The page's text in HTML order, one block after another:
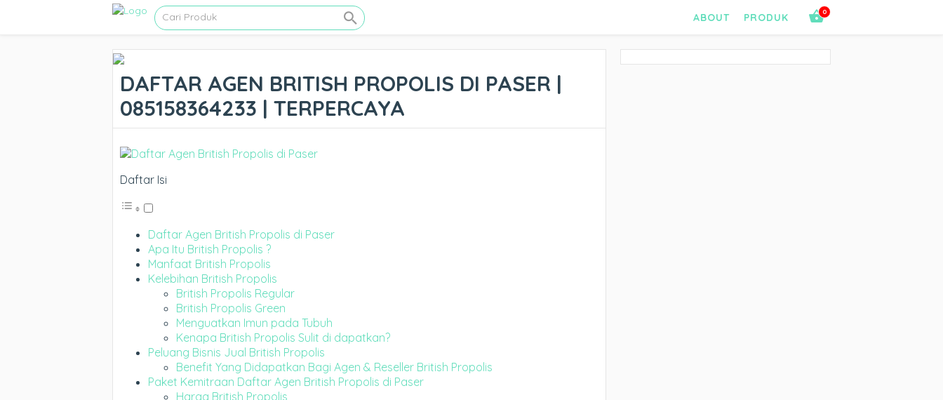
0
ABOUT PRODUK
DAFTAR AGEN BRITISH PROPOLIS DI PASER |
085158364233 | TERPERCAYA
Daftar Isi
Daftar Agen British Propolis di Paser
Apa Itu British Propolis ?
Manfaat British Propolis
Kelebihan British Propolis
British Propolis Regular
British Propolis Green
Menguatkan Imun pada Tubuh
Kenapa British Propolis Sulit di dapatkan?
Peluang Bisnis Jual British Propolis
Benefit Yang Didapatkan Bagi Agen & Reseller British Propolis
Paket Kemitraan Daftar Agen British Propolis di Paser
Harga British Propolis